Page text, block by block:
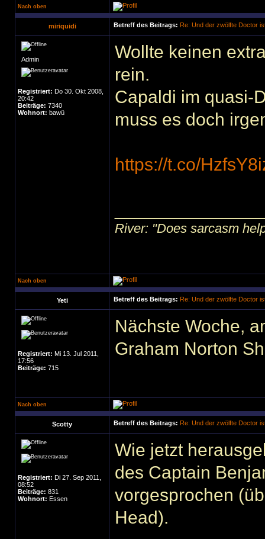
Nach oben
miriquidi Betreff des Beitrags: Re: Und der zwölfte Doctor
Admin
Registriert: Do 30. Okt 2008,
20:42
Beiträge: 7340
Wohnort: bawü
Wollte keinen
rein.
Capaldi im quasi-
muss es doch
https://t.co/
River: "Does sarcasm
Nach oben
Yeti Betreff des Beitrags: Re: Und der zwölfte Doctor
Registriert: Mi 13. Jul 2011,
17:56
Beiträge: 715
Nächste Woche,
Graham Norton
Nach oben
Scotty Betreff des Beitrags: Re: Und der zwölfte Doctor
Registriert: Di 27. Sep 2011,
08:52
Beiträge: 831
Wohnort: Essen
Wie jetzt
des Captain
vorgesprochen
Head).